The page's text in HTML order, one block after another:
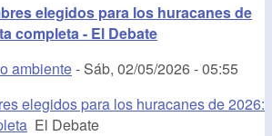
elegidos para los huracanes de
completa - El Debate
ambiente- Sáb, 02/05/2026 - 05:55
elegidos para los huracanes de 2026:
El Debate